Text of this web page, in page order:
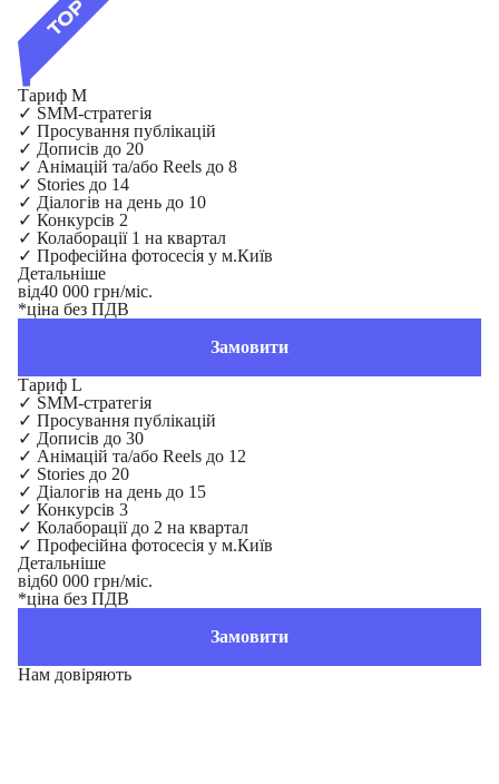
Тариф M
✓ SMM-стратегія
✓ Просування публікацій
✓ Дописів до 20
✓ Анімацій та/або Reels до 8
✓ Stories до 14
✓ Діалогів на день до 10
✓ Конкурсів 2
✓ Колаборації 1 на квартал
✓ Професійна фотосесія у м.Київ
Детальніше
від40 000 грн/міс.
*ціна без ПДВ
Замовити
Тариф L
✓ SMM-стратегія
✓ Просування публікацій
✓ Дописів до 30
✓ Анімацій та/або Reels до 12
✓ Stories до 20
✓ Діалогів на день до 15
✓ Конкурсів 3
✓ Колаборації до 2 на квартал
✓ Професійна фотосесія у м.Київ
Детальніше
від60 000 грн/міс.
*ціна без ПДВ
Замовити
Нам довіряють